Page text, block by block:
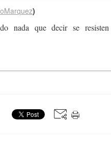
nada que decir se
)